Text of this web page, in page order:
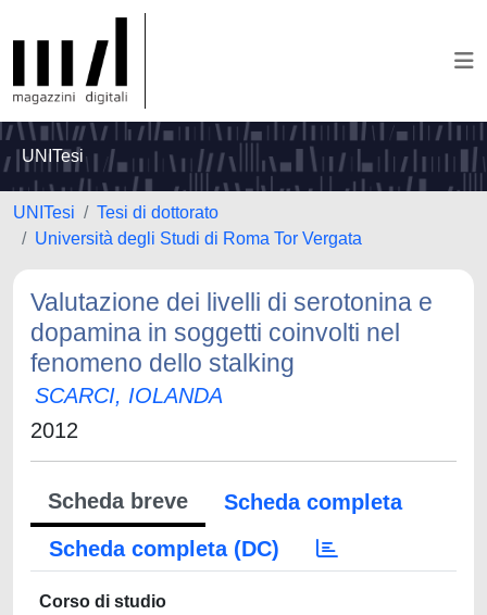
UNITesi
UNITesi
Tesi di dottorato
Università degli Studi di Roma Tor Vergata
Valutazione dei livelli di serotonina e
dopamina in soggetti coinvolti nel
fenomeno dello stalking
SCARCI, IOLANDA
2012
Scheda breve
Scheda completa
Scheda completa (DC)
Corso di studio